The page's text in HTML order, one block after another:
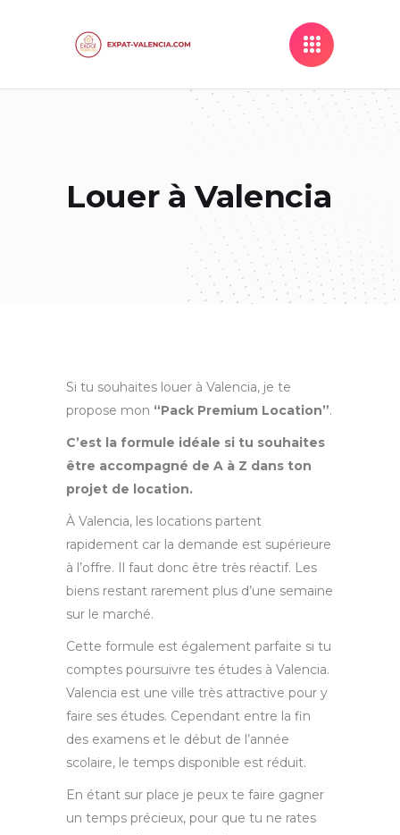
Louer à Valencia
Si tu souhaites louer à Valencia, je te
propose mon “Pack Premium Location”.
C’est la formule idéale si tu souhaites
être accompagné de A à Z dans ton
projet de location.
À Valencia, les locations partent
rapidement car la demande est supérieure
à l’offre. Il faut donc être très réactif. Les
biens restant rarement plus d’une semaine
sur le marché.
Cette formule est également parfaite si tu
comptes poursuivre tes études à Valencia.
Valencia est une ville très attractive pour y
faire ses études. Cependant entre la fin
des examens et le début de l’année
scolaire, le temps disponible est réduit.
En étant sur place je peux te faire gagner
un temps précieux, pour que tu ne rates